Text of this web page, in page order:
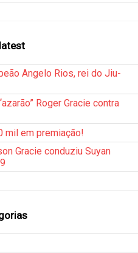
Angelo Rios, rei do Jiu-
Roger Gracie contra
mil em premiação!
Gracie conduziu Suyan